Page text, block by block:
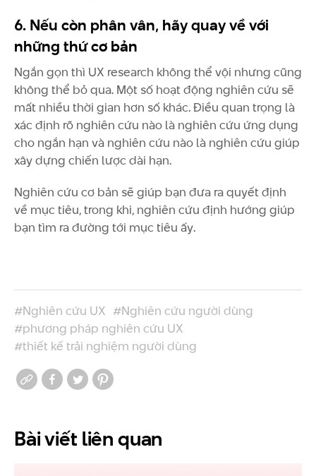
6. Nếu còn phân vân, hãy quay về với
những thứ cơ bản
Ngắn gọn thì UX research không thể vội nhưng cũng
không thể bỏ qua. Một số hoạt động nghiên cứu sẽ
mất nhiều thời gian hơn số khác. Điều quan trọng là
xác định rõ nghiên cứu nào là nghiên cứu ứng dụng
cho ngắn hạn và nghiên cứu nào là nghiên cứu giúp
xây dựng chiến lược dài hạn.
Nghiên cứu cơ bản sẽ giúp bạn đưa ra quyết định
về mục tiêu, trong khi, nghiên cứu định hướng giúp
bạn tìm ra đường tới mục tiêu ấy.
#Nghiên cứu UX #Nghiên cứu người dùng
#phương pháp nghiên cứu UX
#thiết kế trải nghiệm người dùng
Bài viết liên quan